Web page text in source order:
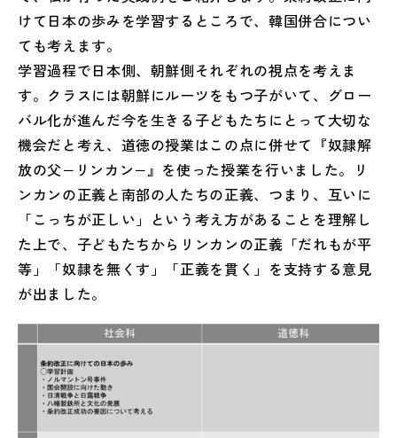
けて日本の歩みを学習するところで、韓国併合につい
ても考えます。
学習過程で日本側、朝鮮側それぞれの視点を考えま
す。クラスには朝鮮にルーツをもつ子がいて、グロー
バル化が進んだ今を生きる子どもたちにとって大切な
機会だと考え、道徳の授業はこの点に併せて『奴隷解
放の父−リンカン−』を使った授業を行いました。リ
ンカンの正義と南部の人たちの正義、つまり、互いに
「こっちが正しい」という考え方があることを理解し
た上で、子どもたちからリンカンの正義「だれもが平
等」「奴隷を無くす」「正義を貫く」を支持する意見
が出ました。